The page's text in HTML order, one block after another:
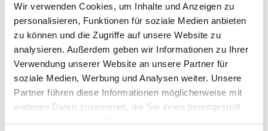
Wir verwenden Cookies, um Inhalte und Anzeigen zu
personalisieren, Funktionen für soziale Medien anbieten
zu können und die Zugriffe auf unsere Website zu
analysieren. Außerdem geben wir Informationen zu Ihrer
Verwendung unserer Website an unsere Partner für
soziale Medien, Werbung und Analysen weiter. Unsere
Partner führen diese Informationen möglicherweise mit
weiteren Daten zusammen, die Sie ihnen bereitgestellt
Fluges das tägliche Zu-Bett-gehen-Ritual zu
befolgen: ziehen Sie den Kindern den
Schlafanzug an, putzen Sie die Zähne, bringen
Sie das Lieblingskuscheltier mit und lesen Sie
eine Geschichte vor. Oft erhalten Sie während
eines langen Fluges eine Decke.
Spielzeug